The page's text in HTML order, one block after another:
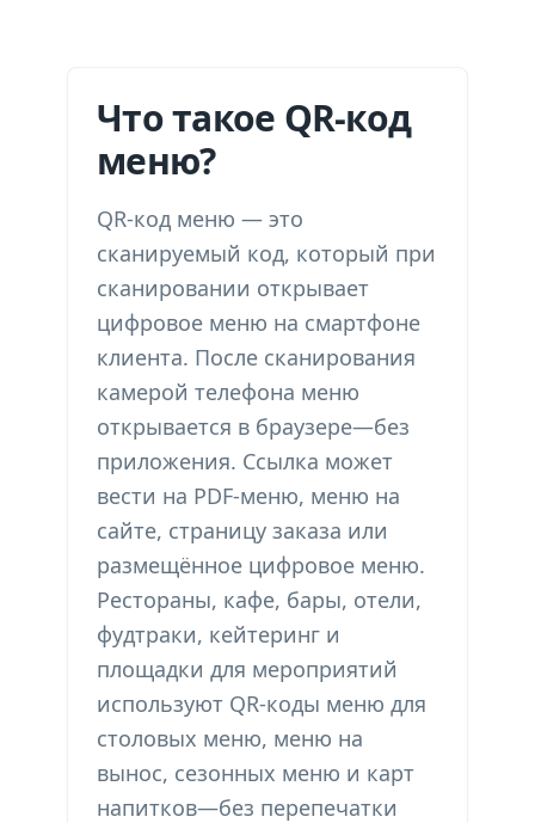
Что такое QR-код
меню?
QR-код меню — это
сканируемый код, который при
сканировании открывает
цифровое меню на смартфоне
клиента. После сканирования
камерой телефона меню
открывается в браузере—без
приложения. Ссылка может
вести на PDF-меню, меню на
сайте, страницу заказа или
размещённое цифровое меню.
Рестораны, кафе, бары, отели,
фудтраки, кейтеринг и
площадки для мероприятий
используют QR-коды меню для
столовых меню, меню на
вынос, сезонных меню и карт
напитков—без перепечатки